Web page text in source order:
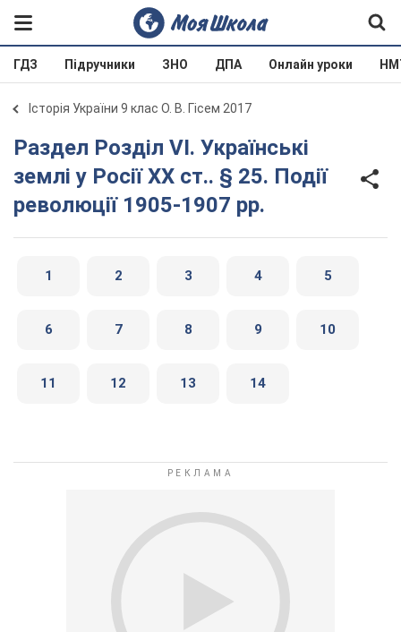
ГДЗ Підручники ЗНО ДПА Онлайн уроки
Історія України 9 клас О. В. Гісем 2017
Раздел Розділ VI. Українські
землі у Росії XX ст.. § 25. Події
революції 1905-1907 рр.
1 2 3 4 5
6 7 8 9 10
11 12 13 14